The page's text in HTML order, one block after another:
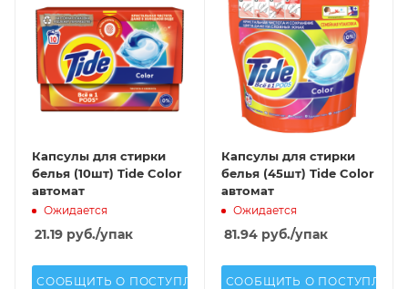
Капсулы для стирки
белья (10шт) Tide Color
автомат
Ожидается
21.19 руб./упак
СООБЩИТЬ О ПОСТУПЛЕНИИ
Капсулы для стирки
белья (45шт) Tide Color
автомат
Ожидается
81.94руб./упак
СООБЩИТЬ О